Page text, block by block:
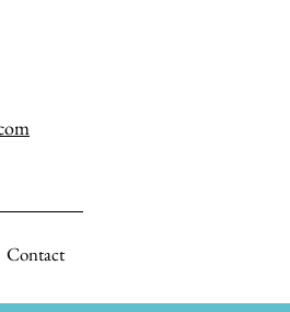
Contact